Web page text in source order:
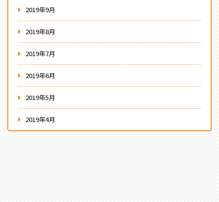
2019年9月
2019年8月
2019年7月
2019年6月
2019年5月
2019年4月